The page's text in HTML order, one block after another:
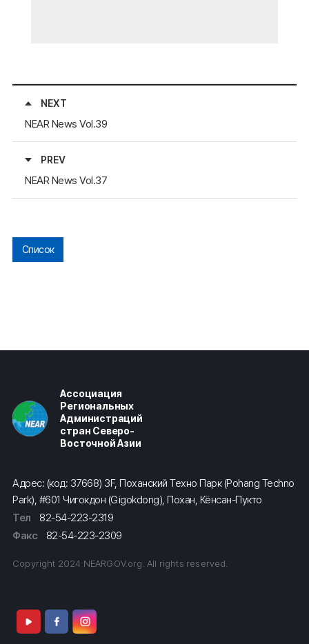
NEXT
NEAR News Vol.39
PREV
NEAR News Vol.37
Список
Ассоциация
Региональных
Администраций
стран Северо-
Восточной Азии
Адрес: (код: 37668) 3F, Поханский Техно Парк (Pohang Techno
Park), #601 Чигокдон (Gigokdong), Похан, Кёнсан-Пукто
Тел
82-54-223-2319
Факс
82-54-223-2309
Copyright 2024 NEARGOV.org. All rights reserved.